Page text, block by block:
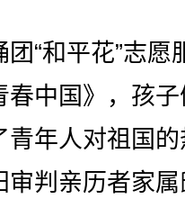
“和平花”志愿
春中国》，孩
青年人对祖国
审判亲历者家